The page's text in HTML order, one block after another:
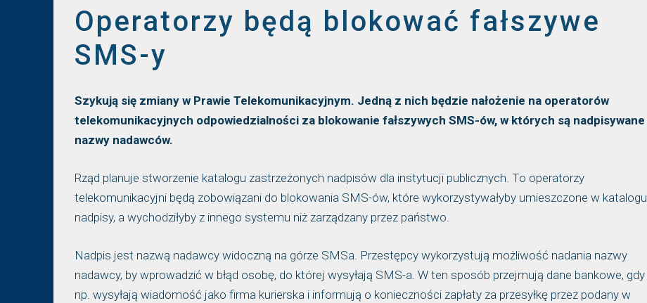
Operatorzy będą blokować fałszywe
SMS-y
Szykują się zmiany w Prawie Telekomunikacyjnym. Jedną z nich będzie nałożenie na operatorów
telekomunikacyjnych odpowiedzialności za blokowanie fałszywych SMS-ów, w których są nadpisywane
nazwy nadawców.
Rząd planuje stworzenie katalogu zastrzeżonych nadpisów dla instytucji publicznych. To operatorzy
telekomunikacyjni będą zobowiązani do blokowania SMS-ów, które wykorzystywałyby umieszczone w katalogu
nadpisy, a wychodziłyby z innego systemu niż zarządzany przez państwo.
Nadpis jest nazwą nadawcy widoczną na górze SMSa. Przestępcy wykorzystują możliwość nadania nazwy
nadawcy, by wprowadzić w błąd osobę, do której wysyłają SMS-a. W ten sposób przejmują dane bankowe, gdy
np. wysyłają wiadomość jako firma kurierska i informują o konieczności zapłaty za przesyłkę przez podany w